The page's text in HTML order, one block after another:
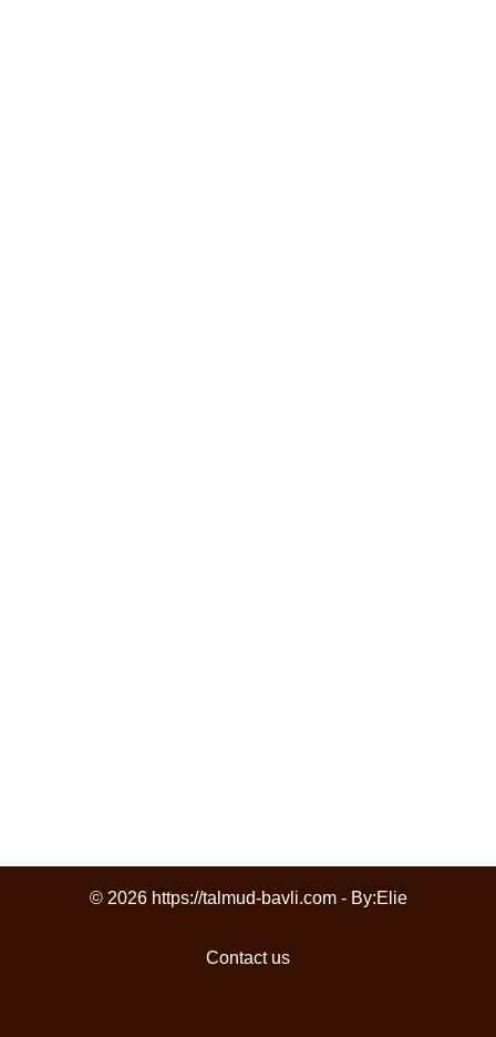
© 2026 https://talmud-bavli.com - By:Elie
Contact us